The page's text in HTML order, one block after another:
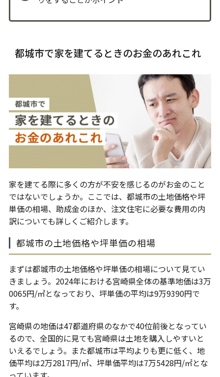
都城市で家を建てるときのお金のあれこれ
家を建てる際に多くの方が不安を感じるのがお金のこと
ではないでしょうか。ここでは、都城市の土地価格や坪
単価の相場、助成金のほか、注文住宅に必要な費用の内
訳についても詳しくご紹介します。
都城市の土地価格や坪単価の相場
まずは都城市の土地価格や坪単価の相場について見てい
きましょう。2024年における宮崎県全体の基準地価は3万
0065円/㎡となっており、坪単価の平均は9万9390円で
す。
宮崎県の地価は47都道府県のなかで40位前後となってい
るので、全国的に見ても宮崎県は土地を購入しやすいと
いえるでしょう。また都城市は平均よりも更に低く、地
価平均は2万2817円/㎡、坪単価平均は7万5428円/㎡とな